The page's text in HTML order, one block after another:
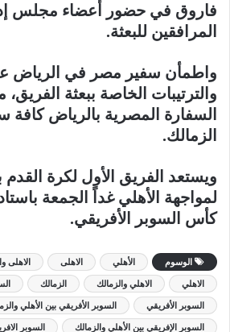
فاروق في حضور أعضاء مجلس
المرافقين للبعثة.
واطمأن سفير مصر في الرياض
والترتيبات الخاصة ببعثة
السفارة المصرية بالرياض كافة
الزمالك.
ويستعد الفريق الأول لكرة القدم
لمواجهة الأهلي غداً الجمعة
كأس السوبر الأفريقي.
الوسوم الأهلي الاهلى الاهلى
الاهلي الاهلي والزمالك الزمالك
السوبر الأفريقي السوبر الأفريقي بين الأهلي
السوبر الإفريقي بين الأهلي والزمالك السوبر